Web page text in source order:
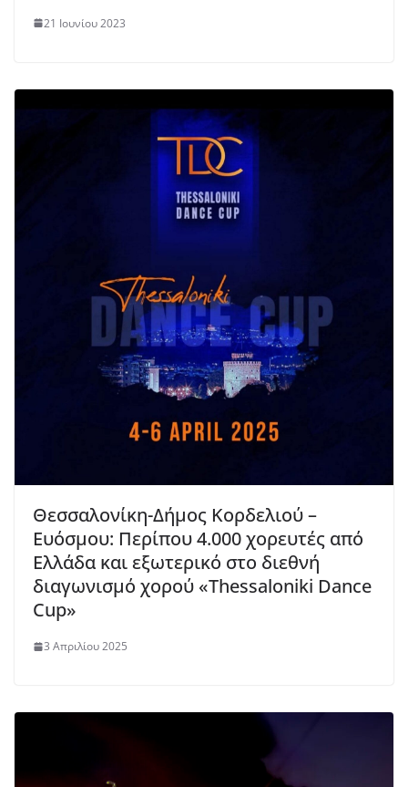
21 Ιουνίου 2023
Θεσσαλονίκη-Δήμος Κορδελιού –
Ευόσμου: Περίπου 4.000 χορευτές από
Ελλάδα και εξωτερικό στο διεθνή
διαγωνισμό χορού «Thessaloniki Dance
Cup»
3 Απριλίου 2025